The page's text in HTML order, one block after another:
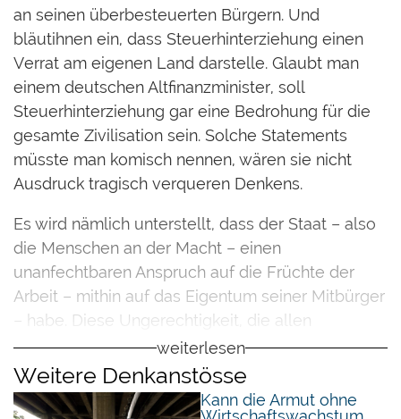
an seinen überbesteuerten Bürgern. Und
bläutihnen ein, dass Steuerhinterziehung einen
Verrat am eigenen Land darstelle. Glaubt man
einem deutschen Altfinanzminister, soll
Steuerhinterziehung gar eine Bedrohung für die
gesamte Zivilisation sein. Solche Statements
müsste man komisch nennen, wären sie nicht
Ausdruck tragisch verqueren Denkens.
Es wird nämlich unterstellt, dass der Staat – also
die Menschen an der Macht – einen
unanfechtbaren Anspruch auf die Früchte der
Arbeit – mithin auf das Eigentum seiner Mitbürger
– habe. Diese Ungerechtigkeit, die allen
überbordenden Umverteilungsstaaten eigen ist,
wird in der Regel damit relativiert, dass der
Bürger in einer politischen Demokratie frei sei
weiterlesen
Weitere Denkanstösse
Kann die Armut ohne